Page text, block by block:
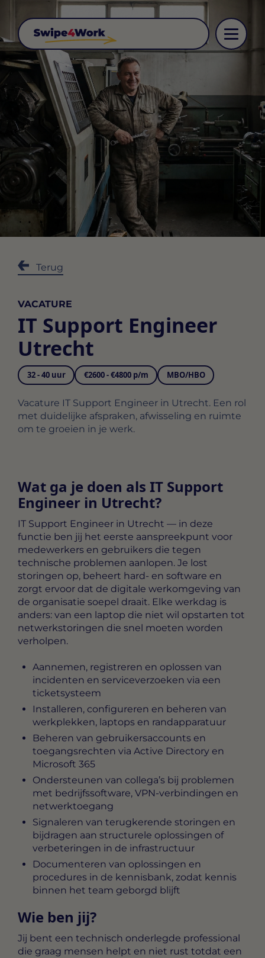
Terug
VACATURE
IT Support Engineer
Utrecht
32 - 40 uur €2600 - €4800 p/m MBO/HBO
Vacature IT Support Engineer in Utrecht. Een rol
met duidelijke afspraken, afwisseling en ruimte
om te groeien in je werk.
Wat ga je doen als IT Support
Engineer in Utrecht?
IT Support Engineer in Utrecht — in deze
functie ben jij het eerste aanspreekpunt voor
medewerkers en gebruikers die tegen
technische problemen aanlopen. Je lost
storingen op, beheert hard- en software en
zorgt ervoor dat de digitale werkomgeving van
de organisatie soepel draait. Elke werkdag is
anders: van een laptop die niet wil opstarten tot
netwerkstoringen die snel moeten worden
verholpen.
Aannemen, registreren en oplossen van
incidenten en serviceverzoeken via een
ticketsysteem
Installeren, configureren en beheren van
werkplekken, laptops en randapparatuur
Beheren van gebruikersaccounts en
toegangsrechten via Active Directory en
Microsoft 365
Ondersteunen van collega’s bij problemen
met bedrijfssoftware, VPN-verbindingen en
netwerktoegang
Signaleren van terugkerende storingen en
bijdragen aan structurele oplossingen of
verbeteringen in de infrastructuur
Documenteren van oplossingen en
procedures in de kennisbank, zodat kennis
binnen het team geborgd blijft
Wie ben jij?
Jij bent een technisch onderlegde professional
die graag mensen helpt en niet rust totdat een